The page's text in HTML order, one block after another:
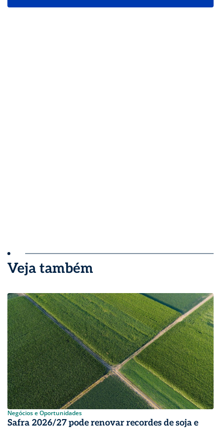
Veja também
Negócios e Oportunidades
Safra 2026/27 pode renovar recordes de soja e